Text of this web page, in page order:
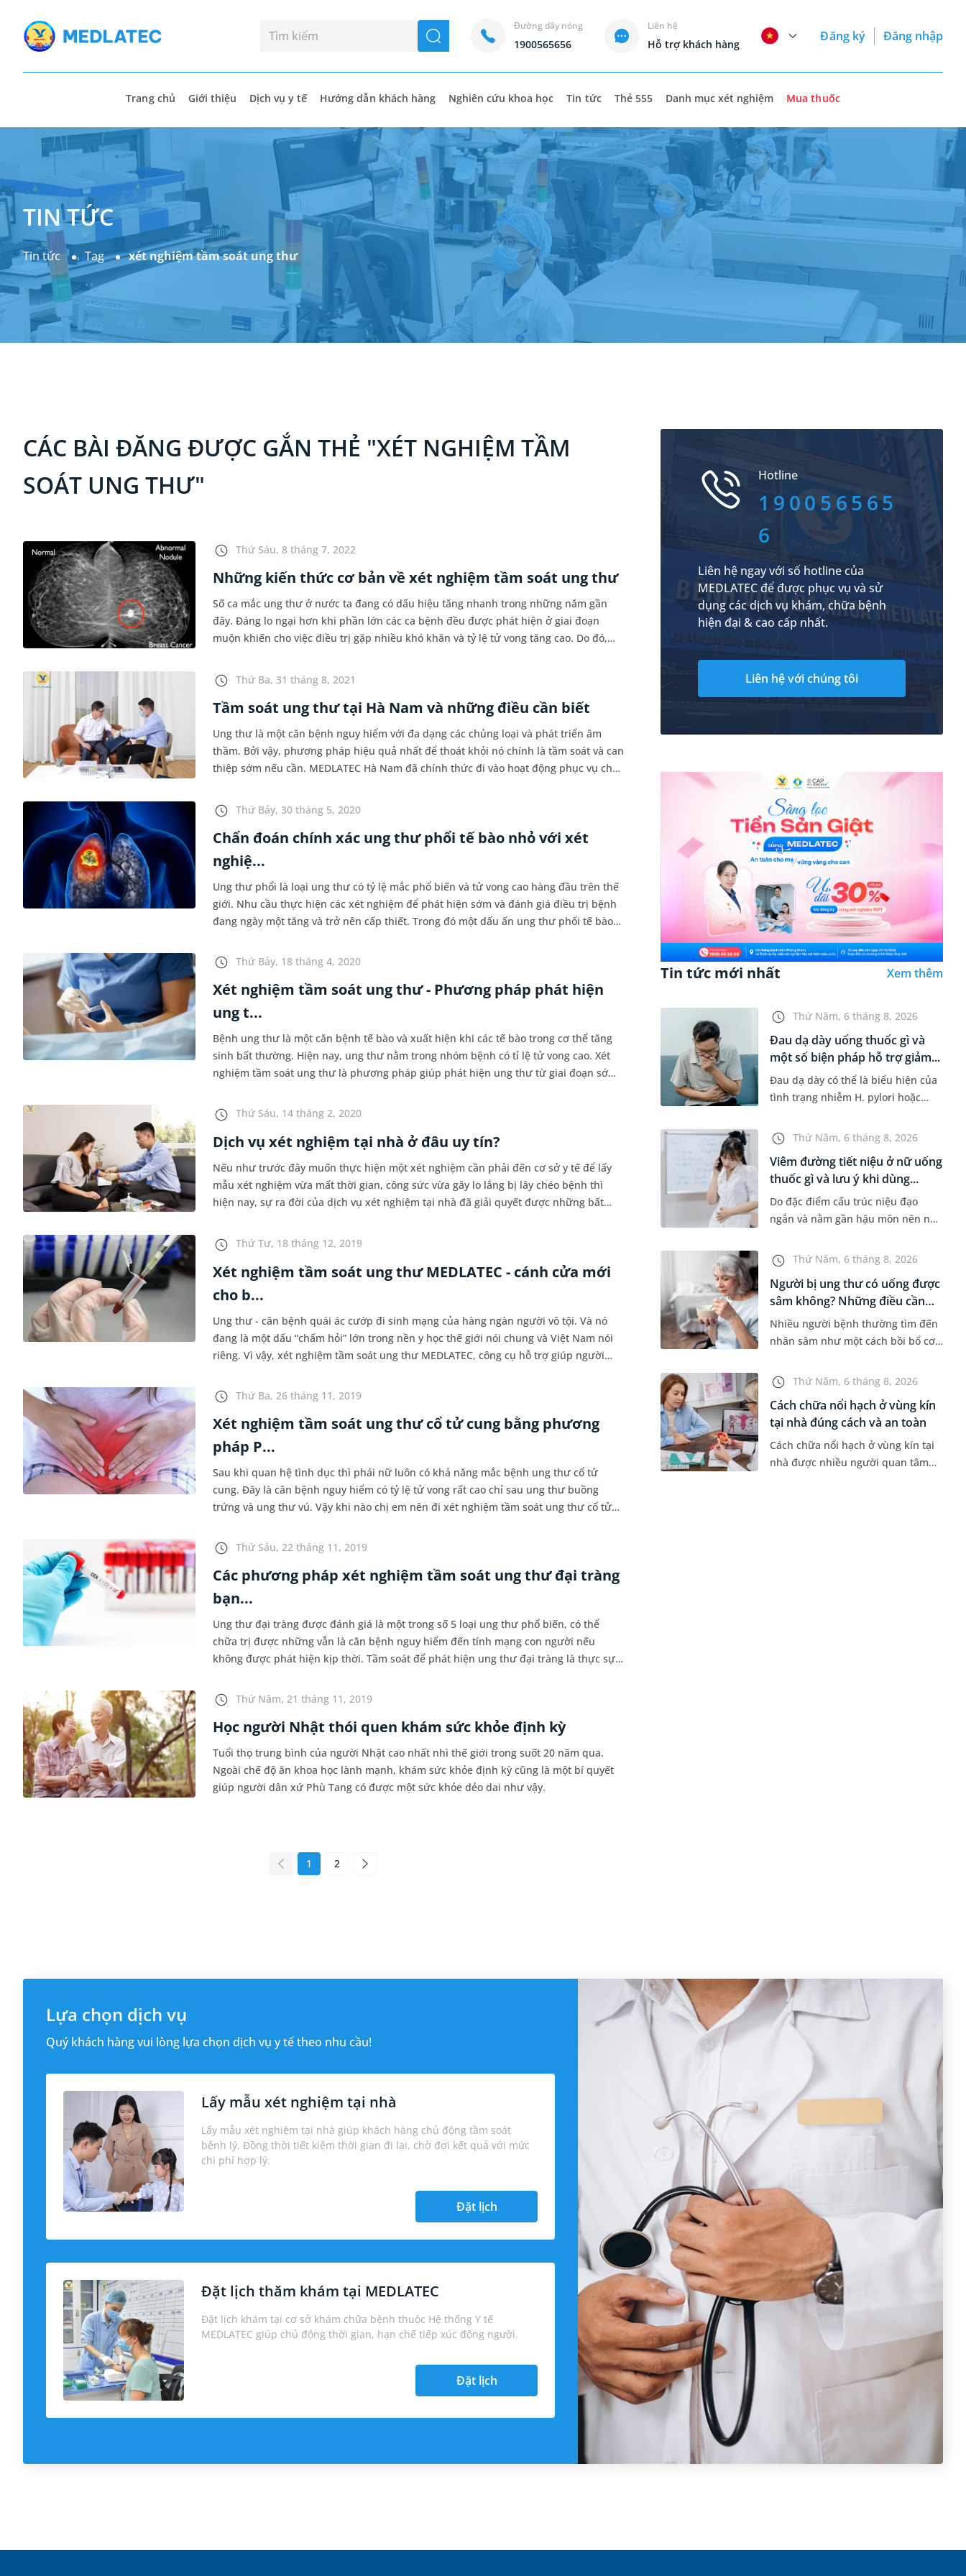
seach
Đường dây nóng
1900565656
Liên hệ
Hỗ trợ khách hàng
Đăng ký Đăng nhập
Trang chủ Giới thiệu Dịch vụ y tế Hướng dẫn khách hàng Nghiên cứu khoa học Tin tức Thẻ 555 Danh mục xét nghiệm Mua thuốc
TIN TỨC
Tin tức Tag xét nghiệm tầm soát ung thư
CÁC BÀI ĐĂNG ĐƯỢC GẮN THẺ "XÉT NGHIỆM TẦM
SOÁT UNG THƯ"
Thứ Sáu, 8 tháng 7, 2022
Những kiến thức cơ bản về xét nghiệm tầm soát ung thư
Số ca mắc ung thư ở nước ta đang có dấu hiệu tăng nhanh trong những năm gần
đây. Đáng lo ngại hơn khi phần lớn các ca bệnh đều được phát hiện ở giai đoạn
muộn khiến cho việc điều trị gặp nhiều khó khăn và tỷ lệ tử vong tăng cao. Do đó,
Thứ Ba, 31 tháng 8, 2021
Tầm soát ung thư tại Hà Nam và những điều cần biết
Ung thư là một căn bệnh nguy hiểm với đa dạng các chủng loại và phát triển âm
thầm. Bởi vậy, phương pháp hiệu quả nhất để thoát khỏi nó chính là tầm soát và can
thiệp sớm nếu cần. MEDLATEC Hà Nam đã chính thức đi vào hoạt động phục vụ cho
Thứ Bảy, 30 tháng 5, 2020
Chẩn đoán chính xác ung thư phổi tế bào nhỏ với xét
nghiệ...
Ung thư phổi là loại ung thư có tỷ lệ mắc phổ biến và tử vong cao hàng đầu trên thế
giới. Nhu cầu thực hiện các xét nghiệm để phát hiện sớm và đánh giá điều trị bệnh
đang ngày một tăng và trở nên cấp thiết. Trong đó một dấu ấn ung thư phổi tế bào
Thứ Bảy, 18 tháng 4, 2020
Xét nghiệm tầm soát ung thư - Phương pháp phát hiện
ung t...
Bệnh ung thư là một căn bệnh tế bào và xuất hiện khi các tế bào trong cơ thể tăng
sinh bất thường. Hiện nay, ung thư nằm trong nhóm bệnh có tỉ lệ tử vong cao. Xét
nghiệm tầm soát ung thư là phương pháp giúp phát hiện ung thư từ giai đoạn sớm
Thứ Sáu, 14 tháng 2, 2020
Dịch vụ xét nghiệm tại nhà ở đâu uy tín?
Nếu như trước đây muốn thực hiện một xét nghiệm cần phải đến cơ sở y tế để lấy
mẫu xét nghiệm vừa mất thời gian, công sức vừa gây lo lắng bị lây chéo bệnh thì
hiện nay, sự ra đời của dịch vụ xét nghiệm tại nhà đã giải quyết được những bất
Thứ Tư, 18 tháng 12, 2019
Xét nghiệm tầm soát ung thư MEDLATEC - cánh cửa mới
cho b...
Ung thư - căn bệnh quái ác cướp đi sinh mạng của hàng ngàn người vô tội. Và nó
đang là một dấu “chấm hỏi” lớn trong nền y học thế giới nói chung và Việt Nam nói
riêng. Vì vậy, xét nghiệm tầm soát ung thư MEDLATEC, công cụ hỗ trợ giúp người
Thứ Ba, 26 tháng 11, 2019
Xét nghiệm tầm soát ung thư cổ tử cung bằng phương
pháp P...
Sau khi quan hệ tình dục thì phái nữ luôn có khả năng mắc bệnh ung thư cổ tử
cung. Đây là căn bệnh nguy hiểm có tỷ lệ tử vong rất cao chỉ sau ung thư buồng
trứng và ung thư vú. Vậy khi nào chị em nên đi xét nghiệm tầm soát ung thư cổ tử
Thứ Sáu, 22 tháng 11, 2019
Các phương pháp xét nghiệm tầm soát ung thư đại tràng
bạn...
Ung thư đại tràng được đánh giá là một trong số 5 loại ung thư phổ biến, có thể
chữa trị được những vẫn là căn bệnh nguy hiểm đến tính mạng con người nếu
không được phát hiện kịp thời. Tầm soát để phát hiện ung thư đại tràng là thực sự
Thứ Năm, 21 tháng 11, 2019
Học người Nhật thói quen khám sức khỏe định kỳ
Tuổi thọ trung bình của người Nhật cao nhất nhì thế giới trong suốt 20 năm qua.
Ngoài chế độ ăn khoa học lành mạnh, khám sức khỏe định kỳ cũng là một bí quyết
giúp người dân xứ Phù Tang có được một sức khỏe dẻo dai như vậy.
1 2
Hotline
190056565
6
Liên hệ ngay với số hotline của
MEDLATEC để được phục vụ và sử
dụng các dịch vụ khám, chữa bệnh
hiện đại & cao cấp nhất.
Liên hệ với chúng tôi
Tin tức mới nhất Xem thêm
Thứ Năm, 6 tháng 8, 2026
Đau dạ dày uống thuốc gì và
một số biện pháp hỗ trợ giảm...
Đau dạ dày có thể là biểu hiện của
tình trạng nhiễm H. pylori hoặc
Dựa theo nguyên nhân cụ thể, bác
sĩ sẽ cân nhắc chỉ định p...
Thứ Năm, 6 tháng 8, 2026
Viêm đường tiết niệu ở nữ uống
thuốc gì và lưu ý khi dùng...
Do đặc điểm cấu trúc niệu đạo
ngắn và nằm gần hậu môn nên nữ
niệu hơn nam giới. Tùy theo
nguyên nhân, mức độ nhiễm trùng
và...
Thứ Năm, 6 tháng 8, 2026
Người bị ung thư có uống được
sâm không? Những điều cần
b...
Nhiều người bệnh thường tìm đến
nhân sâm như một cách bồi bổ cơ
thư. Tuy nhiên, câu hỏi người bị
ung thư có uống được sâm kh...
Thứ Năm, 6 tháng 8, 2026
Cách chữa nổi hạch ở vùng kín
tại nhà đúng cách và an toàn
Cách chữa nổi hạch ở vùng kín tại
nhà được nhiều người quan tâm
Lựa chọn dịch vụ
Quý khách hàng vui lòng lựa chọn dịch vụ y tế theo nhu cầu!
Lấy mẫu xét nghiệm tại nhà
Lấy mẫu xét nghiệm tại nhà giúp khách hàng chủ động tầm soát
bệnh lý. Đồng thời tiết kiệm thời gian đi lại, chờ đợi kết quả với mức
chi phí hợp lý.
Đặt lịch
Đặt lịch thăm khám tại MEDLATEC
Đặt lịch khám tại cơ sở khám chữa bệnh thuộc Hệ thống Y tế
MEDLATEC giúp chủ động thời gian, hạn chế tiếp xúc đông người.
Đặt lịch